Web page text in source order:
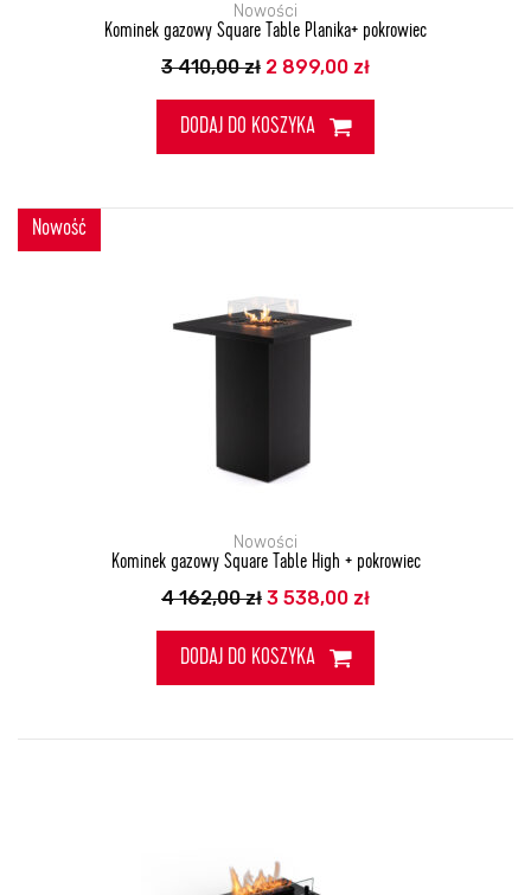
Nowości
Kominek gazowy Square Table Planika+ pokrowiec
3 410,00zł Pierwotna
wynosiła:
3
410,00 zł.
2 899,00 złAktualna
wynosi:
DODAJ DO KOSZYKA
Nowości
Kominek gazowy Square Table High + pokrowiec
4 162,00zł Pierwotna
wynosiła:
4
162,00 zł.
3 538,00 złAktualna
wynosi:
DODAJ DO KOSZYKA